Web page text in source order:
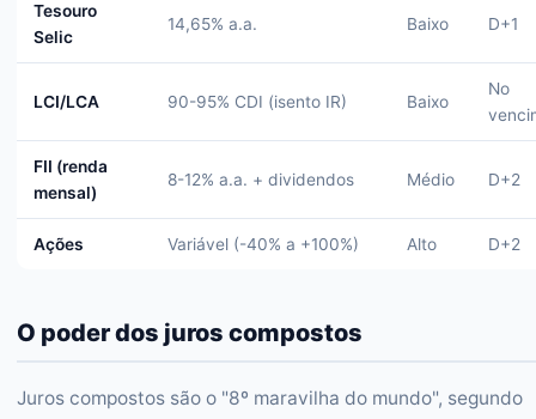
Tesouro
Selic
14,65% a.a. Baixo D+1
LCI/LCA 90-95% CDI (isento IR) Baixo
No
FII (renda
mensal)
8-12% a.a. + dividendos Médio D+2
Ações Variável (-40% a +100%) Alto D+2
O poder dos juros compostos
Juros compostos são o "8º maravilha do mundo", segundo